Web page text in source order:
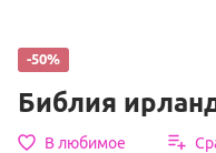
-50%
Библия
В любимое